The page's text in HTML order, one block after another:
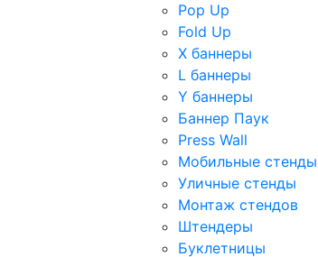
Pop Up
Fold Up
Х баннеры
L баннеры
Y баннеры
Баннер Паук
Press Wall
Мобильные стенды
Уличные стенды
Монтаж стендов
Штендеры
Буклетницы